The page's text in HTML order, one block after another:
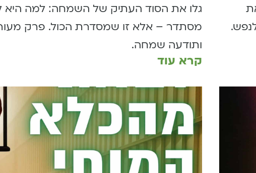
גלו את הסוד העתיק של השמחה: למה היא
מסתדר – אלא זו שמסדרת הכול. פרק
ותודעה שמחה.
קרא עוד